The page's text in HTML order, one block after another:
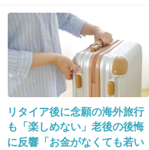
リタイア後に念願の海外旅行
も「楽しめない」老後の後悔
に反響「お金がなくても若い